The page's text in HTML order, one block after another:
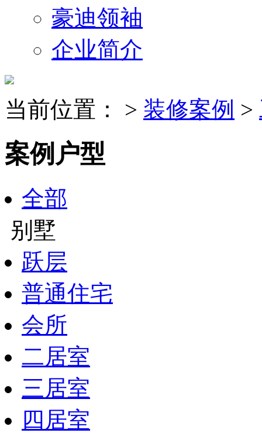
豪迪领袖
企业简介
当前位置： > 装修案例 >
案例户型
全部
别墅
跃层
普通住宅
会所
二居室
三居室
四居室